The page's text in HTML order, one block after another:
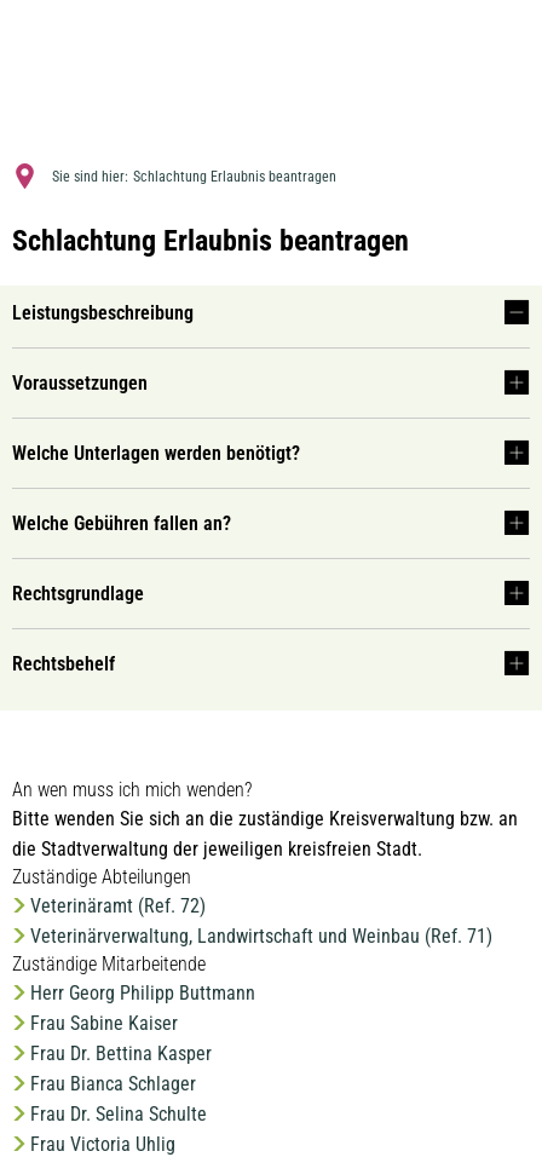
Sie sind hier: Schlachtung Erlaubnis beantragen
Schlachtung Erlaubnis beantragen
Leistungsbeschreibung
Voraussetzungen
Welche Unterlagen werden benötigt?
Welche Gebühren fallen an?
Rechtsgrundlage
Rechtsbehelf
An wen muss ich mich wenden?
Bitte wenden Sie sich an die zuständige Kreisverwaltung bzw. an
die Stadtverwaltung der jeweiligen kreisfreien Stadt.
Zuständige Abteilungen
Veterinäramt (Ref. 72)
Veterinärverwaltung, Landwirtschaft und Weinbau (Ref. 71)
Zuständige Mitarbeitende
Herr Georg Philipp Buttmann
Frau Sabine Kaiser
Frau Dr. Bettina Kasper
Frau Bianca Schlager
Frau Dr. Selina Schulte
Frau Victoria Uhlig